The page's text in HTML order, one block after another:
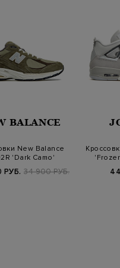
BALANCE
New Balance
'Dark Camo'
РУБ. 34 900 РУБ.